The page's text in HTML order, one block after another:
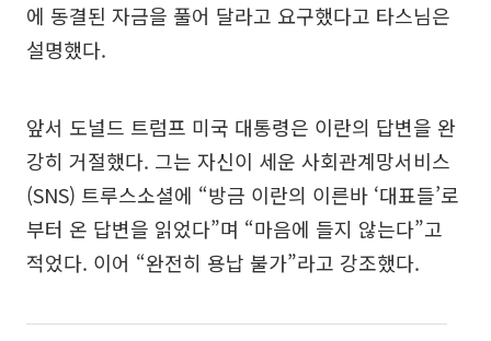
에 동결된 자금을 풀어 달라고 요구했다고 타스님은
설명했다.
앞서 도널드 트럼프 미국 대통령은 이란의 답변을 완
강히 거절했다. 그는 자신이 세운 사회관계망서비스
(SNS) 트루스소셜에 “방금 이란의 이른바 ‘대표들’로
부터 온 답변을 읽었다”며 “마음에 들지 않는다”고
적었다. 이어 “완전히 용납 불가”라고 강조했다.